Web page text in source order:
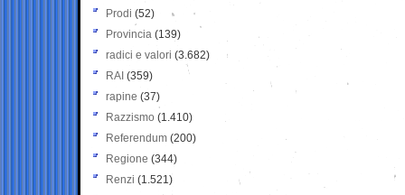
Prodi (52)
Provincia (139)
radici e valori (3.682)
RAI (359)
rapine (37)
Razzismo (1.410)
Referendum (200)
Regione (344)
Renzi (1.521)